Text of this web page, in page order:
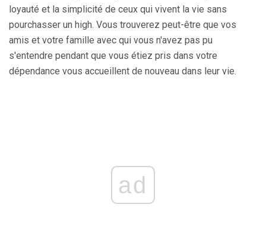
loyauté et la simplicité de ceux qui vivent la vie sans
pourchasser un high. Vous trouverez peut-être que vos
amis et votre famille avec qui vous n'avez pas pu
s'entendre pendant que vous étiez pris dans votre
dépendance vous accueillent de nouveau dans leur vie.
ad